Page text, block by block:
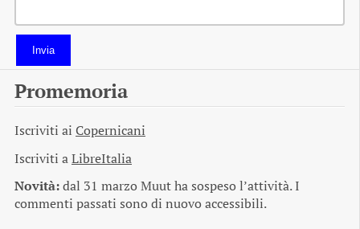
Invia
Promemoria
Iscriviti ai Copernicani
Iscriviti aLibreItalia
Novità:dal 31 marzo Muut ha sospeso l’attività. I
commenti passati sono di nuovo accessibili.